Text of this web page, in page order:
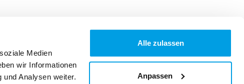
Medien
wir Informationen
Analysen weiter.
Alle zulassen
Anpassen